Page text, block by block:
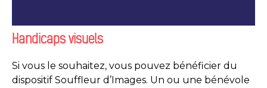
Handicaps visuels
Si vous le souhaitez, vous pouvez bénéficier du
dispositif Souffleur d’Images. Un ou une bénévole